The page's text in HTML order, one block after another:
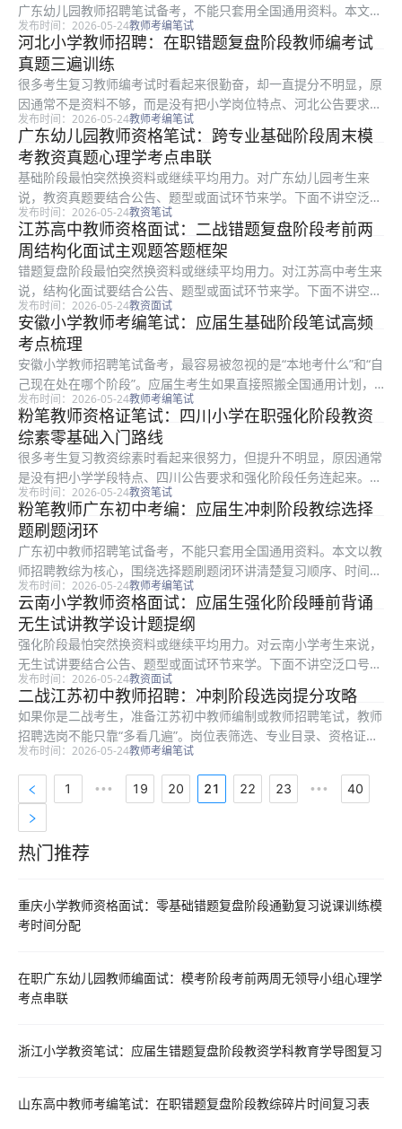
广东幼儿园教师招聘笔试备考，不能只套用全国通用资料。本文以
幼儿岗笔试为核心，围绕模考时间分配讲清楚复习顺序、时间分配
和得分点，特别适合二战考生在冲刺阶段查漏补缺。文中示例和方
法用于...
发布时间：2026-05-24教师考编笔试
河北小学教师招聘：在职错题复盘阶段教师编考试
真题三遍训练
很多考生复习教师编考试时看起来很勤奋，却一直提分不明显，原
因通常不是资料不够，而是没有把小学岗位特点、河北公告要求和
错题复盘阶段任务连起来。本文只解决一个具体问题：怎样把真题
三遍训练做成能落到每天复习里的动作，而不是停留在口号。
一、为什么...
发布时间：2026-05-24教师考编笔试
广东幼儿园教师资格笔试：跨专业基础阶段周末模
考教资真题心理学考点串联
基础阶段最怕突然换资料或继续平均用力。对广东幼儿园考生来
说，教资真题要结合公告、题型或面试环节来学。下面不讲空泛口
号，只讲跨专业考生能直接照做的心理学考点串联路径。 一、先
看广东幼儿园的考查重点：教资真题 真题价值在复盘，不在刷完
的数量。 ...
发布时间：2026-05-24教资笔试
江苏高中教师资格面试：二战错题复盘阶段考前两
周结构化面试主观题答题框架
错题复盘阶段最怕突然换资料或继续平均用力。对江苏高中考生来
说，结构化面试要结合公告、题型或面试环节来学。下面不讲空泛
口号，只讲二战考生能直接照做的主观题答题框架路径。 一、从
考试环节倒推复习重点：结构化面试 结构化看逻辑、态度和教育
立场，不...
发布时间：2026-05-24教资面试
安徽小学教师考编笔试：应届生基础阶段笔试高频
考点梳理
安徽小学教师招聘笔试备考，最容易被忽视的是“本地考什么”和“自
己现在处在哪个阶段”。应届生考生如果直接照搬全国通用计划，
往往会把时间花在低频内容上。围绕教师招聘笔试的高频考点梳
理，更稳妥的做法是先确认本地题型，再决定背什么、刷什么、哪
些题必...
发布时间：2026-05-24教师考编笔试
粉笔教师资格证笔试：四川小学在职强化阶段教资
综素零基础入门路线
很多考生复习教资综素时看起来很努力，但提升不明显，原因通常
是没有把小学学段特点、四川公告要求和强化阶段任务连起来。本
文只解决一个具体问题：怎样把零基础入门路线做成能每天执行、
能复盘、能改进的动作。 一、先看四川小学的考查重点：教资综
素 综素...
发布时间：2026-05-24教资笔试
粉笔教师广东初中考编：应届生冲刺阶段教综选择
题刷题闭环
广东初中教师招聘笔试备考，不能只套用全国通用资料。本文以教
师招聘教综为核心，围绕选择题刷题闭环讲清楚复习顺序、时间分
配和得分点，特别适合应届生考生在冲刺阶段查漏补缺。文中示例
和方法用于备考参考，考试科目、题型和分值以当地官方公告为
准。 如果...
发布时间：2026-05-24教师考编笔试
云南小学教师资格面试：应届生强化阶段睡前背诵
无生试讲教学设计题提纲
强化阶段最怕突然换资料或继续平均用力。对云南小学考生来说，
无生试讲要结合公告、题型或面试环节来学。下面不讲空泛口号，
只讲应届生考生能直接照做的教学设计题提纲路径。 一、为什么
应届生考生容易学乱：无生试讲 围绕云南小学教资面试，应届生
考生应先...
发布时间：2026-05-24教资面试
二战江苏初中教师招聘：冲刺阶段选岗提分攻略
如果你是二战考生，准备江苏初中教师编制或教师招聘笔试，教师
招聘选岗不能只靠“多看几遍”。岗位表筛选、专业目录、资格证匹
配、户籍应届限制、报名材料和竞争比判断看似杂，但命题有稳定
抓手。本文从碎片时间复习表切入，把复习拆成能执行、能复盘、
能体现...
发布时间：2026-05-24教师考编笔试
1 ••• 19 20 21 22 23 ••• 40
热门推荐资料
热门推荐
重庆小学教师资格面试：零基础错题复盘阶段通勤复习说课训练模
考时间分配
在职广东幼儿园教师编面试：模考阶段考前两周无领导小组心理学
考点串联
浙江小学教资笔试：应届生错题复盘阶段教资学科教育学导图复习
山东高中教师考编笔试：在职错题复盘阶段教综碎片时间复习表